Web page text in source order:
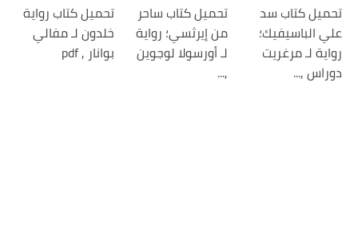
تحميل كتاب سد
علي الباسيفيك؛
رواية لـ مرغريت
دوراس ,...
تحميل كتاب ساحر
من إيرثسي؛ رواية
لـ أورسولا لوجوين
,...
تحميل كتاب رواية
خلدون لـ مفالي
بوانار , pdf